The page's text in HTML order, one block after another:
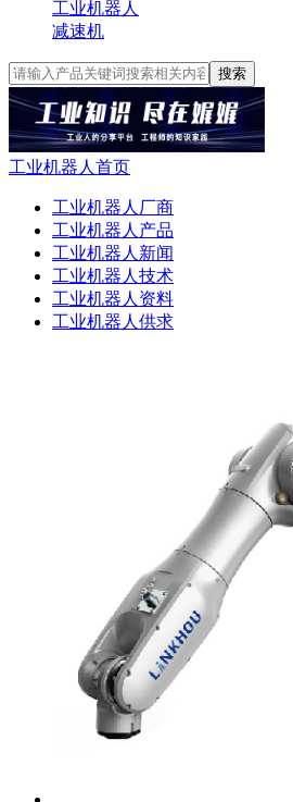
工业机器人
减速机
搜索
工业机器人首页
工业机器人厂商
工业机器人产品
工业机器人新闻
工业机器人技术
工业机器人资料
工业机器人供求